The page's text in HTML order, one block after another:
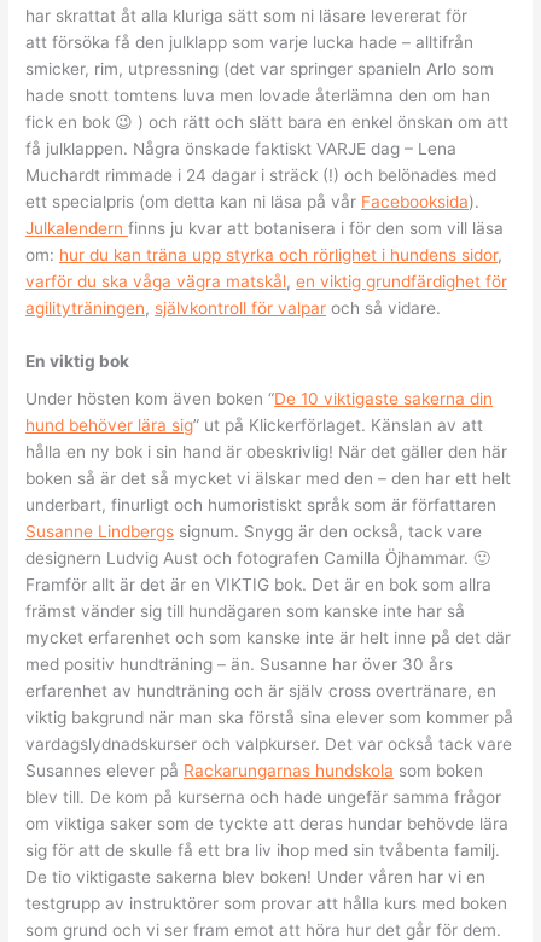
har skrattat åt alla kluriga sätt som ni läsare levererat för
att försöka få den julklapp som varje lucka hade – alltifrån
smicker, rim, utpressning (det var springer spanieln Arlo som
hade snott tomtens luva men lovade återlämna den om han
fick en bok 😉 ) och rätt och slätt bara en enkel önskan om att
få julklappen. Några önskade faktiskt VARJE dag – Lena
Muchardt rimmade i 24 dagar i sträck (!) och belönades med
ett specialpris (om detta kan ni läsa på vår Facebooksida).
Julkalendernfinns ju kvar att botanisera i för den som vill läsa
om: hur du kan träna upp styrka och rörlighet i hundens sidor,
varför du ska våga vägra matskål,en viktig grundfärdighet för
agilityträningen, självkontroll för valpar och så vidare.
En viktig bok
Under hösten kom även boken “De 10 viktigaste sakerna din
hund behöver lära sig” ut på Klickerförlaget. Känslan av att
hålla en ny bok i sin hand är obeskrivlig! När det gäller den här
boken så är det så mycket vi älskar med den – den har ett helt
underbart, finurligt och humoristiskt språk som är författaren
Susanne Lindbergs signum. Snygg är den också, tack vare
designern Ludvig Aust och fotografen Camilla Öjhammar. 🙂
Framför allt är det är en VIKTIG bok. Det är en bok som allra
främst vänder sig till hundägaren som kanske inte har så
mycket erfarenhet och som kanske inte är helt inne på det där
med positiv hundträning – än. Susanne har över 30 års
erfarenhet av hundträning och är själv cross overtränare, en
viktig bakgrund när man ska förstå sina elever som kommer på
vardagslydnadskurser och valpkurser. Det var också tack vare
Susannes elever på Rackarungarnas hundskola som boken
blev till. De kom på kurserna och hade ungefär samma frågor
om viktiga saker som de tyckte att deras hundar behövde lära
sig för att de skulle få ett bra liv ihop med sin tvåbenta familj.
De tio viktigaste sakerna blev boken! Under våren har vi en
testgrupp av instruktörer som provar att hålla kurs med boken
som grund och vi ser fram emot att höra hur det går för dem.